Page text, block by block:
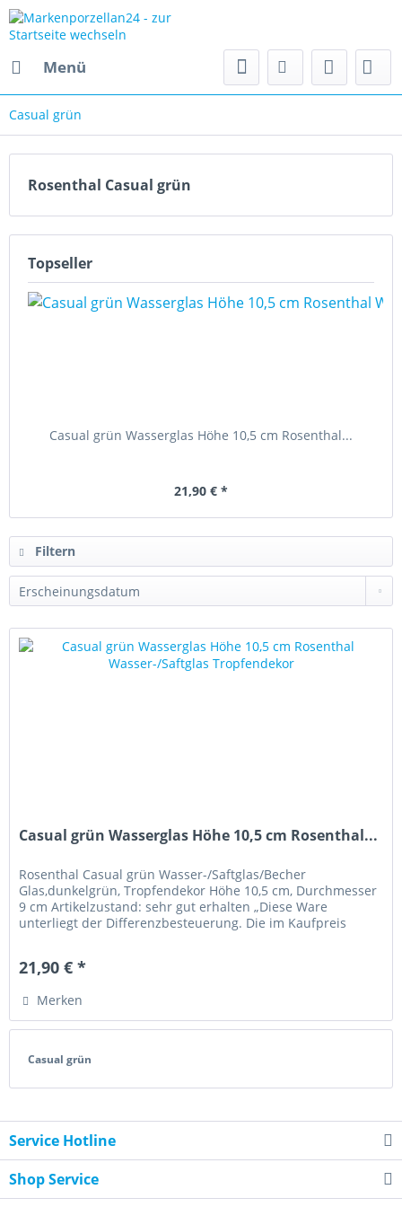
Menü
Casual grün
Rosenthal Casual grün
Topseller
Casual grün Wasserglas Höhe 10,5 cm Rosenthal...
21,90 € *
Filtern
Casual grün Wasserglas Höhe 10,5 cm Rosenthal...
Rosenthal Casual grün Wasser-/Saftglas/Becher
Glas,dunkelgrün, Tropfendekor Höhe 10,5 cm, Durchmesser
9 cm Artikelzustand: sehr gut erhalten „Diese Ware
unterliegt der Differenzbesteuerung. Die im Kaufpreis
21,90 € *
Merken
Casual grün
Service Hotline
Shop Service